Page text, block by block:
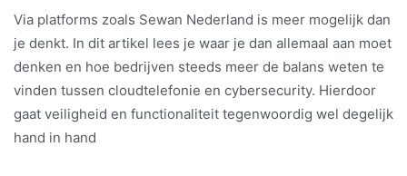
Via platforms zoals Sewan Nederland is meer mogelijk dan
je denkt. In dit artikel lees je waar je dan allemaal aan moet
denken en hoe bedrijven steeds meer de balans weten te
vinden tussen cloudtelefonie en cybersecurity. Hierdoor
gaat veiligheid en functionaliteit tegenwoordig wel degelijk
hand in hand